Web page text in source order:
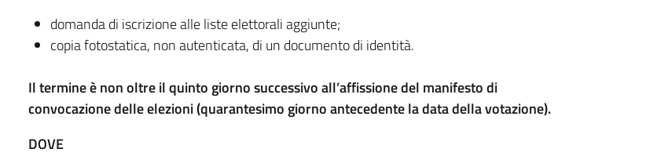
domanda di iscrizione alle liste elettorali aggiunte;
copia fotostatica, non autenticata, di un documento di identità.
Il termine è non oltre il quinto giorno successivo all’affissione del manifesto di
convocazione delle elezioni (quarantesimo giorno antecedente la data della votazione).
DOVE